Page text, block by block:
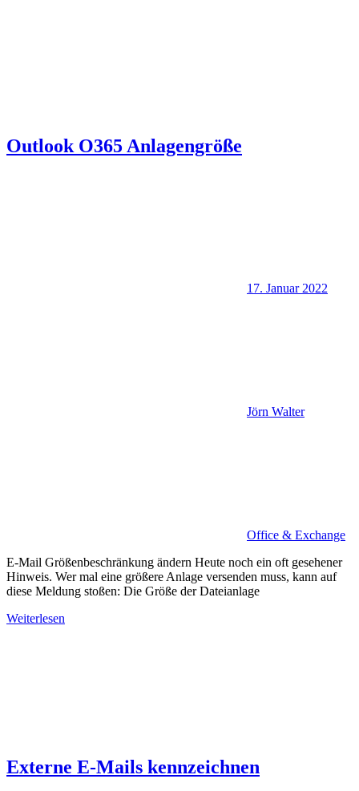
Outlook O365 Anlagengröße
17. Januar 2022
Jörn Walter
Office & Exchange
E-Mail Größenbeschränkung ändern Heute noch ein oft gesehener
Hinweis. Wer mal eine größere Anlage versenden muss, kann auf
diese Meldung stoßen: Die Größe der Dateianlage
Weiterlesen
Externe E-Mails kennzeichnen